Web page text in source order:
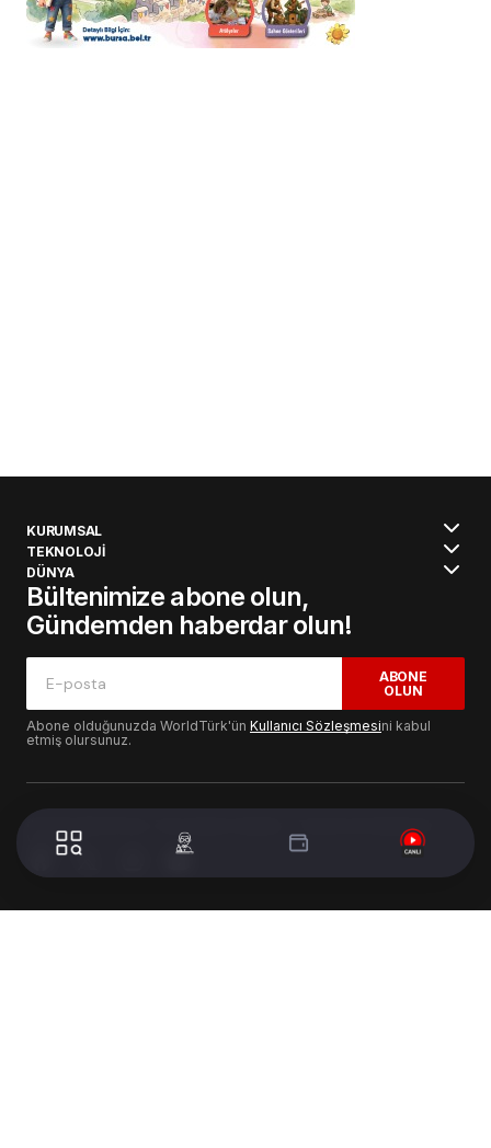
KURUMSAL
TEKNOLOJİ
DÜNYA
Bültenimize abone olun,
Gündemden haberdar olun!
ABONE
OLUN
Abone olduğunuzda WorldTürk'ün Kullanıcı Sözleşmesini kabul
etmiş olursunuz.
© 2024 WorldTurk. Tüm Hakları Saklıdır. - Tasarım & Geliştirme :
Volion's